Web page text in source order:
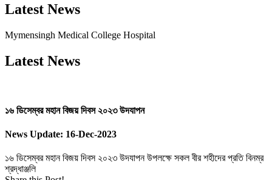
Latest News
Mymensingh Medical College Hospital
Latest News
১৬ ডিসেম্বর মহান বিজয় দিবস ২০২৩ উদযাপন
News Update: 16-Dec-2023
১৬ ডিসেম্বর মহান বিজয় দিবস ২০২৩ উদযাপন উপলক্ষে সকল বীর শহীদের প্রতি বিনম্র
শ্রদ্ধাঞ্জলি